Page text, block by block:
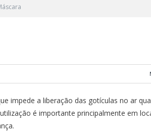
impede a liberação das gotículas no ar
é importante principalmente em